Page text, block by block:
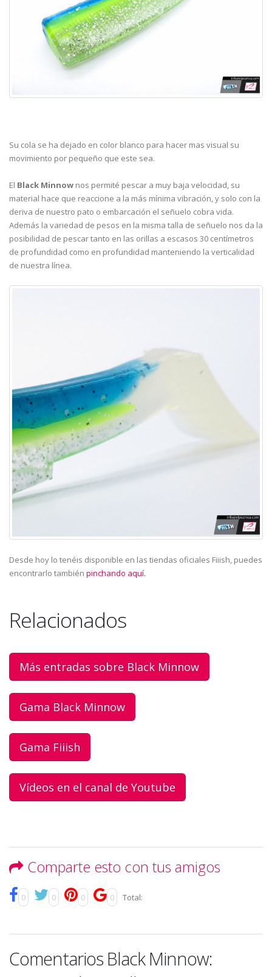
Su cola se ha dejado en color blanco para hacer mas visual su
movimiento por pequeño que este sea.
El Black Minnow nos permité pescar a muy baja velocidad, su
material hace que reaccione a la más mínima vibración, y solo con la
deriva de nuestro pato o embarcación el señuelo cobra vida.
Además la variedad de pesos en la misma talla de señuelo nos da la
posibilidad de pescar tanto en las orillas a escasos 30 centímetros
de profundidad como en profundidad manteniendo la verticalidad
de nuestra línea.
Desde hoy lo tenéis disponible en las tiendas oficiales Fiiish, puedes
encontrarlo también pinchando aquí.
Relacionados
Más entradas sobre Black Minnow
Gama Black Minnow
Gama Fiiish
Vídeos en el canal de Youtube
Comparte esto con tus amigos
0 0 0 0 Total:
Comentarios Black Minnow: